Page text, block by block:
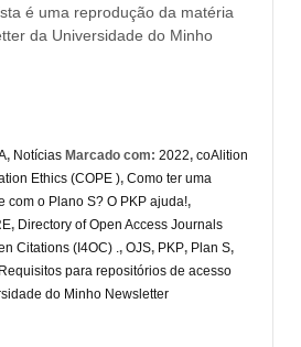
é uma reprodução da matéria
da Universidade do Minho
, Notícias Marcado com: 2022, coAlition
Ethics (COPE ), Como ter uma
com o Plano S? O PKP ajuda!,
, Directory of Open Access Journals
Citations (I4OC) ., OJS, PKP, Plan S,
Requisitos para repositórios de acesso
do Minho Newsletter